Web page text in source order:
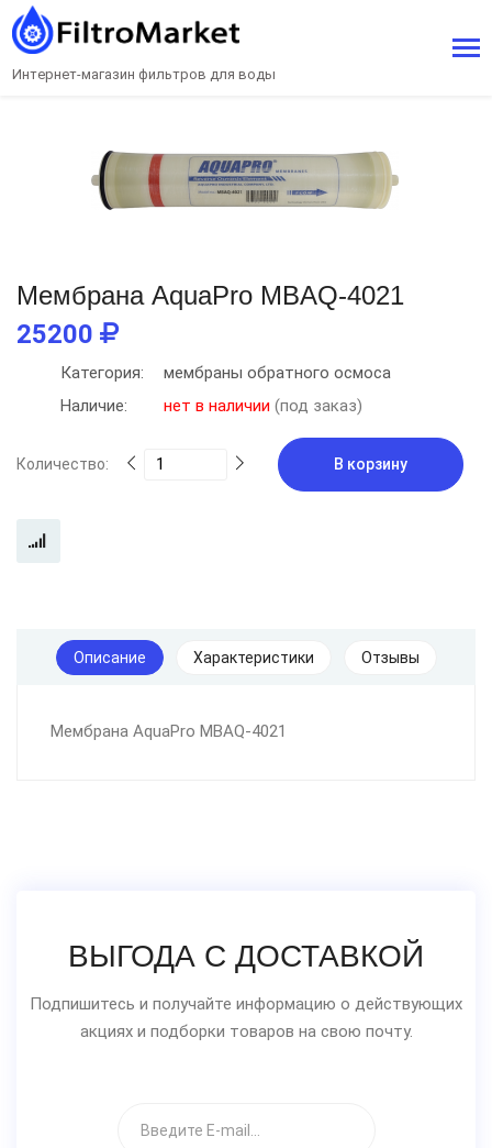
Интернет-магазин фильтров для воды
Мембрана AquaPro MBAQ-4021
25200
Категория:
мембраны обратного осмоса
Наличие:
нет в наличии (под заказ)
Количество: В корзину
Описание Характеристики Отзывы
Мембрана AquaPro MBAQ-4021
ВЫГОДА С ДОСТАВКОЙ
Подпишитесь и получайте информацию о действующих
акциях и подборки товаров на свою почту.